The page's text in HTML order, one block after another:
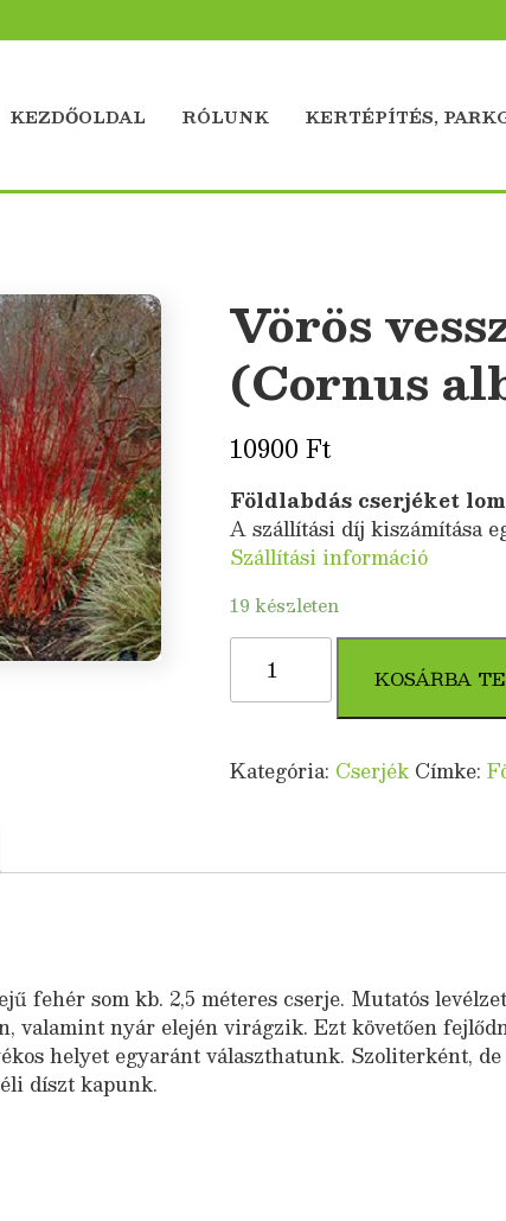
KEZDŐOLDAL RÓLUNK KERTÉPÍTÉS,
Vörös
(Cornus
10900 Ft
Földlabdás cserjéket
A szállítási díj kiszámítása
Szállítási információ
19 készleten
Vörös
vesszejű
fehér
(Cornus
KOSÁRBA
Kategória: Cserjék Címke:
fehér som kb. 2,5 méteres cserje. Mutatós
valamint nyár elején virágzik. Ezt követően
helyet egyaránt választhatunk. Szoliterként,
díszt kapunk.